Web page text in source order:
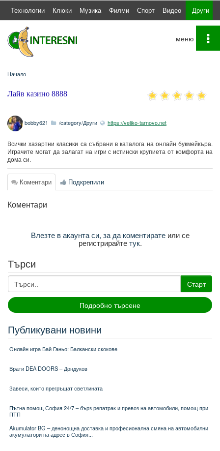
Технологии Клюки Музика Филми Спорт Видео Други
Начало
Лайв казино 8888
bobby621 /category/Други https://veliko-tarnovo.net
Всички хазартни класики са събрани в каталога на онлайн букмейкъра.
Играчите могат да залагат на игри с истински крупиета от комфорта на
дома си.
Коментари Подкрепили
Коментари
Влезте в акаунта си, за да коментиратеили се
регистрирайтетук.
Търси
Старт
Подробно търсене
Публикувани новини
Онлайн игра Бай Ганьо: Балкански скокове
Врати DEA DOORS – Дондуков
Завеси, които прегръщат светлината
Пътна помощ София 24/7 – бърз репатрак и превоз на автомобили, помощ при
ПТП
Akumulator BG – денонощна доставка и професионална смяна на автомобилни
акумулатори на адрес в София...